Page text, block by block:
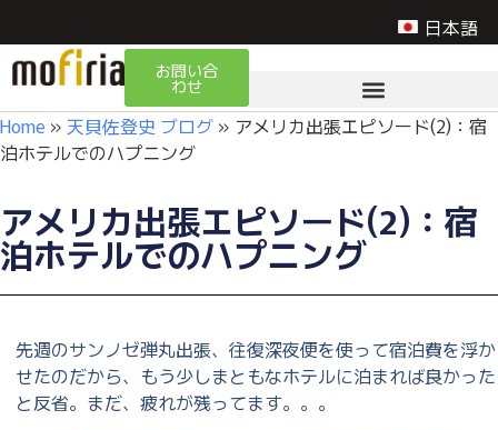
日本語
お問い合
わせ
Home » 天貝佐登史 ブログ » アメリカ出張エピソード(2)：宿
泊ホテルでのハプニング
アメリカ出張エピソード(2)：宿
泊ホテルでのハプニング
先週のサンノゼ弾丸出張、往復深夜便を使って宿泊費を浮か
せたのだから、もう少しまともなホテルに泊まれば良かった
と反省。まだ、疲れが残ってます。。。